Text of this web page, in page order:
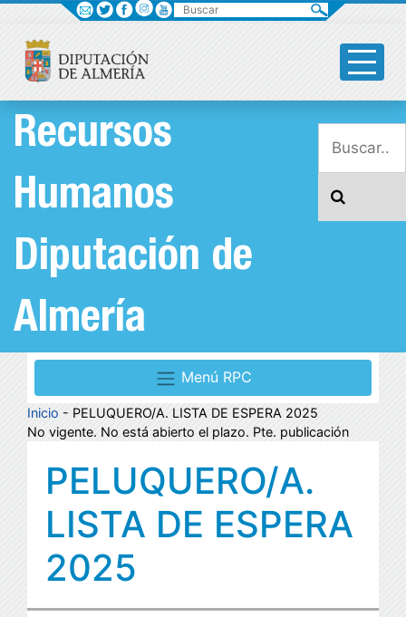
Buscar
Recursos
Humanos
Diputación de
Almería
Menú RPC
Inicio - PELUQUERO/A. LISTA DE ESPERA 2025
No vigente. No está abierto el plazo. Pte. publicación
PELUQUERO/A.
LISTA DE ESPERA
2025